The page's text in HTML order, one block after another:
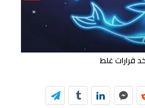
قرارات غلط